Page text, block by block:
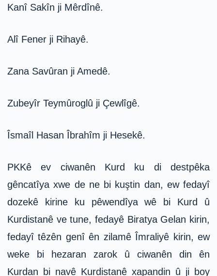
Kanî Sakîn ji Mêrdînê.
Alî Fener ji Rihayê.
Zana Savûran ji Amedê.
Zubeyîr Teymûroglû ji Çewlîgê.
Îsmaîl Hasan Îbrahîm ji Hesekê.
PKKê ev ciwanên Kurd ku di destpêka
gêncatîya xwe de ne bi kuştin dan, ew fedayî
dozekê kirine ku pêwendîya wê bi Kurd û
Kurdistanê ve tune, fedayê Biratya Gelan kirin,
fedayî têzên genî ên zilamê Îmraliyê kirin, ew
weke bi hezaran zarok û ciwanên din ên
Kurdan bi navê Kurdistanê xapandin û ji boy